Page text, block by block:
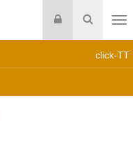
Suche
Login
click-TT